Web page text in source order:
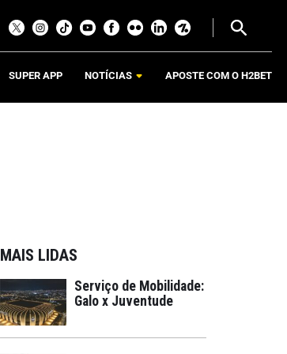
SUPER APP NOTÍCIAS APOSTE COM O H2BET
MAIS LIDAS
Serviço de Mobilidade:
Galo x Juventude